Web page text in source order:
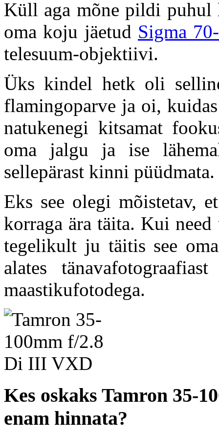
Küll aga mõne pildi puhul
oma koju jäetud Sigma
telesuum-objektiivi.
Üks kindel hetk oli
flamingoparve ja oi,
natukenegi kitsamat
oma jalgu ja ise
sellepärast kinni püüdmata.
Eks see olegi mõistetav,
korraga ära täita. Kui
tegelikult ju täitis see
alates
maastikufotodega.
Kes oskaks Tamron 35-
enam hinnata?